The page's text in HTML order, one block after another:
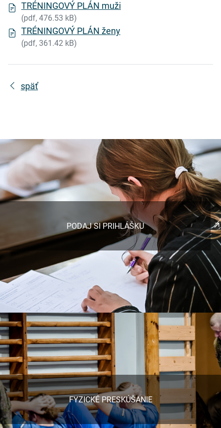
TRÉNINGOVÝ PLÁN muži
(pdf, 476.53 kB)
TRÉNINGOVÝ PLÁN ženy
(pdf, 361.42 kB)
späť
PODAJ SI PRIHLÁŠKU
FYZICKÉ PRESKÚŠANIE